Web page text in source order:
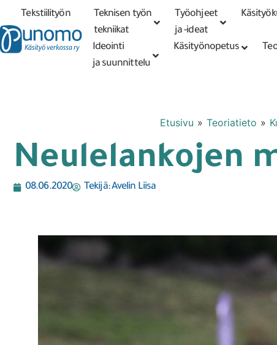
Tarkennettu
Tekstiilityön
tekniikat
Teknisen työn
tekniikat
Työohjeet
ja -ideat
Ideointi
ja suunnittelu
Käsityönopetus
Etusivu » Teoriatieto »
Neulelankojen
08.06.2020 Tekijä:Avelin Liisa